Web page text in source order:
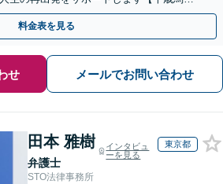
（要事前予約）】
料金表を見る
せ メールでお問い合わせ
田本 雅樹
弁護士
インタビュ
ーを見る
東京都
STO法律事務所